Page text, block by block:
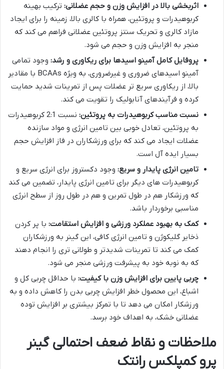
اثربخشی بالا در افزایش وزن و حجم عضلانی: ترکیب بهینه
کربوهیدرات و پروتئین، همراه با کالری بالا، زمینه را برای ایجاد
مازاد کالری و تحریک سنتز پروتئین عضلانی فراهم می کند که
منجر به افزایش وزن و حجم می شود.
پروفایل کامل آمینو اسیدها برای ریکاوری و رشد: وجود تمامی
آمینو اسیدهای ضروری و غیرضروری، به ویژه BCAAs با مقادیر
بالا، از ریکاوری سریع تر عضلات پس از تمرینات شدید حمایت
کرده و فرآیندهای آنابولیک را تقویت می کند.
نسبت مناسب کربوهیدرات به پروتئین:
نسبت 2:1 کربوهیدرات
به پروتئین، تعادل خوبی بین تامین انرژی و مواد سازنده
عضلات ایجاد می کند که برای ورزشکاران در فاز افزایش حجم
بسیار ایده آل است.
تامین انرژی پایدار و سریع: وجود دکستروز برای انرژی سریع و
کربوهیدرات های دیگر برای تامین انرژی پایدار، تضمین می کند
که ورزشکار هم در طول تمرین و هم در طول روز از سطح انرژی
مناسبی برخوردار باشد.
کمک به بهبود عملکرد ورزشی و افزایش استقامت: با پر کردن
ذخایر گلیکوژن و تامین انرژی کافی، این گینر به ورزشکاران
کمک می کند تا تمرینات شدیدتر و طولانی تری را انجام دهند
که به نوبه خود به پیشرفت ورزشی منجر می شود.
چربی پایین برای افزایش وزن با کیفیت: با حداقل چربی کل و
اشباع، این محصول خطر افزایش چربی بدن را کاهش داده و به
ورزشکار امکان می دهد تا با تمرکز بیشتری بر افزایش توده
عضلانی خشک، به اهداف خود برسد.
ملاحظات و نقاط ضعف احتمالی گینر
پرو کمپلکس رانتک